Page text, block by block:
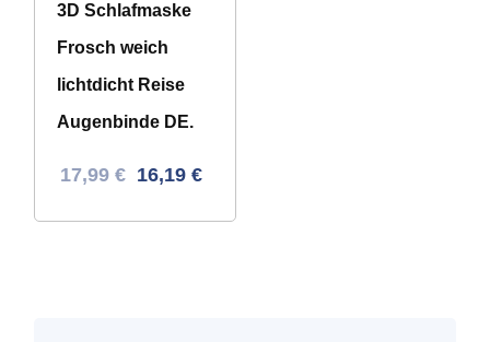
3D Schlafmaske
Frosch weich
lichtdicht Reise
Augenbinde DE.
Ursprünglicher
17,99 € Aktueller
16,19 €